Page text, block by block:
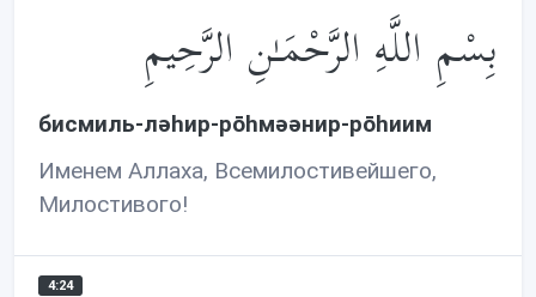
بِسْمِ اللَّهِ الرَّحْمَـٰنِ الرَّحِيمِ
бисмиль-лəhир-рōhмəəнир-рōhиим
Именем Аллаха, Всемилостивейшего,
Милостивого!
4:24